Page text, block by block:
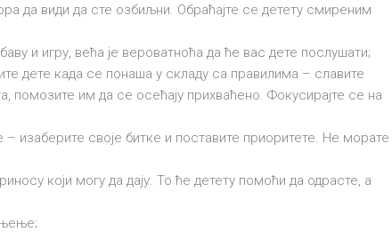
да види да сте озбиљни. Обраћајте се детету смиреним
и игру, већа је вероватноћа да ће вас дете послушати;
дете када се понаша у складу са правилима – славите
им да се осећају прихваћено. Фокусирајте се на
изаберите своје битке и поставите приоритете. Не морате
који могу да дају. То ће детету помоћи да одрасте, а